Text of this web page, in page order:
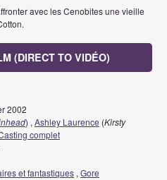
avec les Cenobites une vieille
(DIRECT TO VIDÉO)
2002
) , Ashley Laurence (Kirsty
complet
et fantastiques , Gore